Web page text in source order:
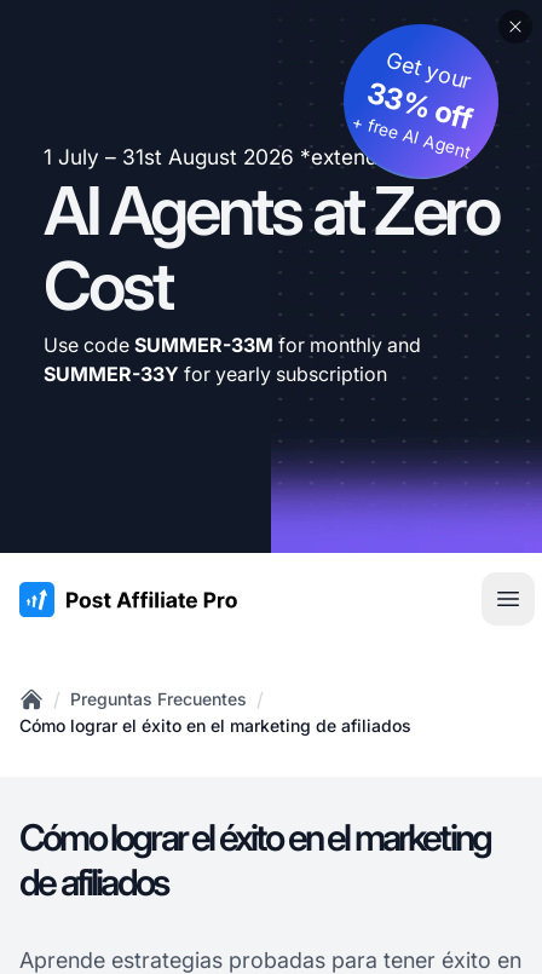
1 July – 31st August 2026 *extended
AI Agents at Zero
Cost
Get your
33% off
+ free AI Agent
Use code SUMMER-33M for monthly and
SUMMER-33Y for yearly subscription
:site.title
Home
/ Preguntas Frecuentes /
Cómo lograr el éxito en el marketing de afiliados
Cómo lograr el éxito en el marketing
de afiliados
Aprende estrategias probadas para tener éxito en